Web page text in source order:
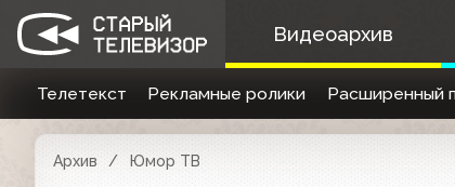
Видеоархив
Телетекст Рекламные ролики Расширенный
Архив Юмор ТВ